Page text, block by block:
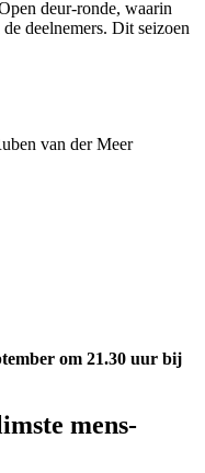
deur-ronde, waarin
deelnemers. Dit seizoen
van der Meer
om 21.30 uur bij
mens-